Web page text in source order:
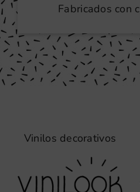
Fabricados con
Vinilos decorativos